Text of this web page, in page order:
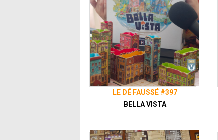
LE DÉ FAUSSÉ #397
BELLA VISTA